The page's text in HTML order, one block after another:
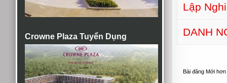
Crowne Plaza Tuyển Dụng
Lập
DANH
Bài đăng Mới hơn